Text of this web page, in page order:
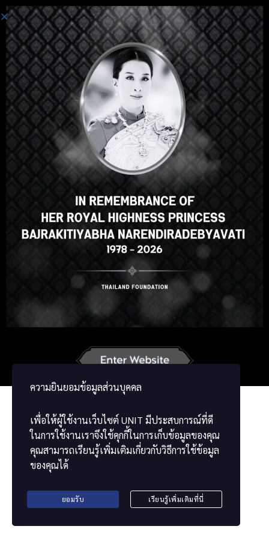
Đăng Nhập
Hey there, great course, right?
Do you like this course?
ENROLL COURSE
ความยินยอมข้อมูลส่วนบุคคล
เพื่อให้ผู้ใช้งานเว็บไซต์ UNIT มีประสบการณ์ที่ดี
ในการใช้งานเราจึงใช้คุกกี้ในการเก็บข้อมูลของคุณ
คุณสามารถเรียนรู้เพิ่มเติมเกี่ยวกับวิธีการใช้ข้อมูล
ของคุณได้
ยอมรับ เรียนรู้เพิ่มเติมที่นี่
Select your language
English ภาษาไทย
Korean Japanese
ខ្មែរ